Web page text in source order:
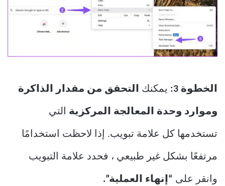
الخطوة 3: يمكنك التحقق من مقدار الذاكرة
وموارد وحدة المعالجة المركزية التي
تستخدمها كل علامة تبويب. إذا لاحظت استخدامًا
مرتفعًا بشكل غير طبيعي ، فحدد علامة التبويب
وانقر على “إنهاء العملية”.